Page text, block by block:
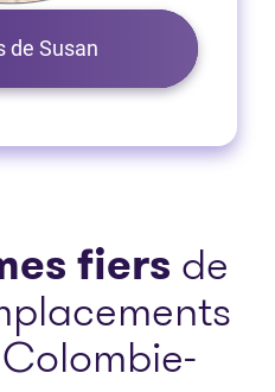
de Susan
fiers de